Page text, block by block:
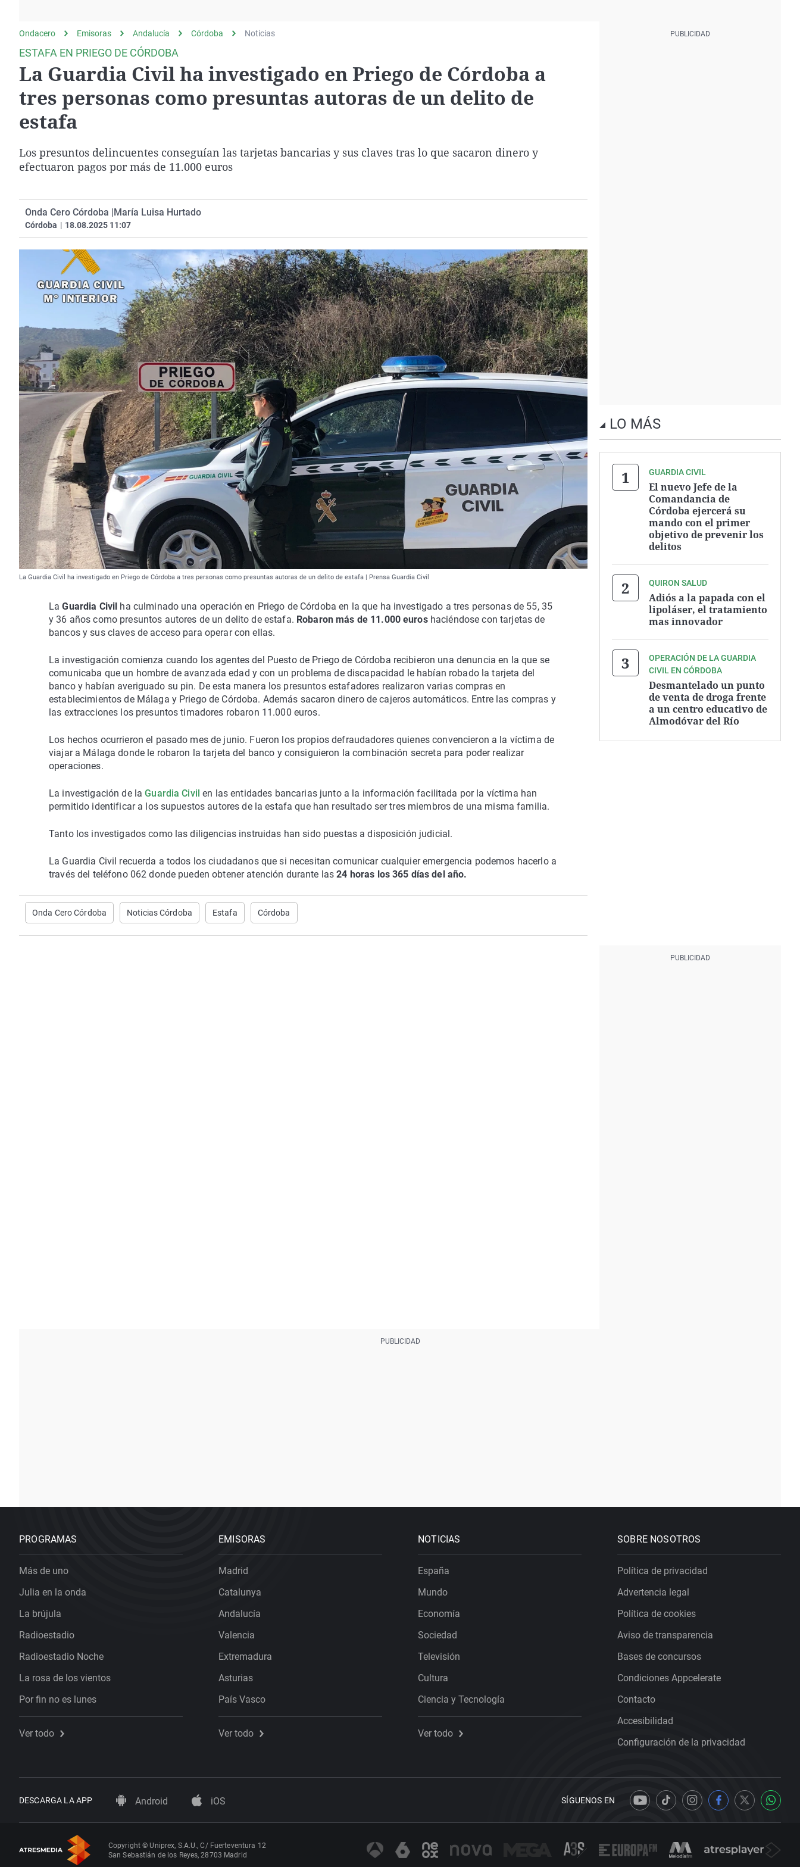
Como el perro y el
gato
Operación Viuda
Negra
Navarra
Ondacero Emisoras Andalucía Córdoba Noticias
ESTAFA EN PRIEGO DE CÓRDOBA
La Guardia Civil ha investigado en Priego de Córdoba a
tres personas como presuntas autoras de un delito de
estafa
Los presuntos delincuentes conseguían las tarjetas bancarias y sus claves tras lo que sacaron dinero y
efectuaron pagos por más de 11.000 euros
Onda Cero Córdoba |María Luisa Hurtado
Córdoba | 18.08.2025 11:07
La Guardia Civil ha investigado en Priego de Córdoba a tres personas como presuntas autoras de un delito de estafa | Prensa Guardia Civil
LaGuardia Civil ha culminado una operación en Priego de Córdoba en la que ha investigado a tres personas de 55, 35
y 36 años como presuntos autores de un delito de estafa. Robaron más de 11.000 euros haciéndose con tarjetas de
bancos y sus claves de acceso para operar con ellas.
La investigación comienza cuando los agentes del Puesto de Priego de Córdoba recibieron una denuncia en la que se
comunicaba que un hombre de avanzada edad y con un problema de discapacidad le habían robado la tarjeta del
banco y habían averiguado su pin. De esta manera los presuntos estafadores realizaron varias compras en
establecimientos de Málaga y Priego de Córdoba. Además sacaron dinero de cajeros automáticos. Entre las compras y
las extracciones los presuntos timadores robaron 11.000 euros.
Los hechos ocurrieron el pasado mes de junio. Fueron los propios defraudadores quienes convencieron a la víctima de
viajar a Málaga donde le robaron la tarjeta del banco y consiguieron la combinación secreta para poder realizar
operaciones.
La investigación de laGuardia Civil en las entidades bancarias junto a la información facilitada por la víctima han
permitido identificar a los supuestos autores de la estafa que han resultado ser tres miembros de una misma familia.
Tanto los investigados como las diligencias instruidas han sido puestas a disposición judicial.
La Guardia Civil recuerda a todos los ciudadanos que si necesitan comunicar cualquier emergencia podemos hacerlo a
través del teléfono 062 donde pueden obtener atención durante las24 horas los 365 días del año.
Onda Cero Córdoba Noticias Córdoba Estafa Córdoba
LO MÁS
GUARDIA CIVIL
El nuevo Jefe de la
Comandancia de
Córdoba ejercerá su
mando con el primer
objetivo de prevenir los
delitos
QUIRON SALUD
Adiós a la papada con el
lipoláser, el tratamiento
mas innovador
OPERACIÓN DE LA GUARDIA
CIVIL EN CÓRDOBA
Desmantelado un punto
de venta de droga frente
a un centro educativo de
Almodóvar del Río
PROGRAMAS
Más de uno
Julia en la onda
La brújula
Radioestadio
Radioestadio Noche
La rosa de los vientos
Por fin no es lunes
Ver todo
EMISORAS
Madrid
Catalunya
Andalucía
Valencia
Extremadura
Asturias
País Vasco
Ver todo
NOTICIAS
España
Mundo
Economía
Sociedad
Televisión
Cultura
Ciencia y Tecnología
Ver todo
SOBRE NOSOTROS
Política de privacidad
Advertencia legal
Política de cookies
Aviso de transparencia
Bases de concursos
Condiciones Appcelerate
Contacto
Accesibilidad
Configuración de la privacidad
DESCARGA LA APP Android iOS SÍGUENOS EN
Copyright © Uniprex, S.A.U., C/ Fuerteventura 12
San Sebastián de los Reyes, 28703 Madrid